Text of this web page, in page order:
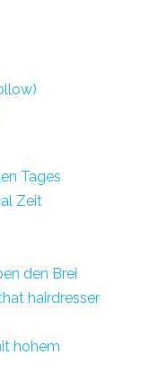
Tages
Zeit
den Brei
hairdresser
hohem